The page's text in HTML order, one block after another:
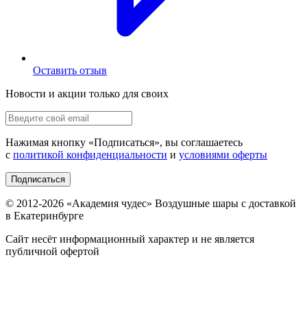
Оставить отзыв
Новости и акции только для своих
Нажимая кнопку «Подписаться», вы соглашаетесь
с политикой конфиденциальности и условиями оферты
Подписаться
© 2012-2026 «Академия чудес» Воздушные шары с доставкой
в Екатеринбурге
Сайт несёт информационный характер и не является
публичной офертой